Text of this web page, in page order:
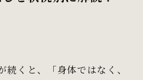
続くと、「身体ではなく、